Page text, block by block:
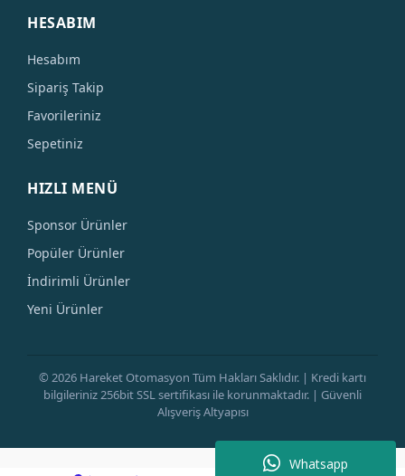
Whatsapp
HESABIM
Hesabım
Sipariş Takip
Favorileriniz
Sepetiniz
HIZLI MENÜ
Sponsor Ürünler
Popüler Ürünler
İndirimli Ürünler
Yeni Ürünler
© 2026 Hareket Otomasyon Tüm Hakları Saklıdır. | Kredi kartı
bilgileriniz 256bit SSL sertifikası ile korunmaktadır. | Güvenli
Alışveriş Altyapısı